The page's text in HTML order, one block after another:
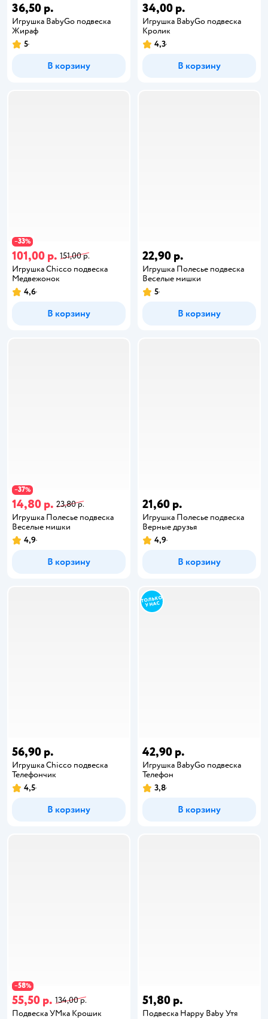
36,50 р.
Игрушка BabyGo подвеска
Жираф
5
В корзину
34,00 р.
Игрушка BabyGo подвеска
Кролик
4,3
В корзину
−33%
101,00 р. 151,00 р.
Игрушка Chicco подвеска
Медвежонок
4,6
В корзину
22,90 р.
Игрушка Полесье подвеска
Веселые мишки
5
В корзину
−37%
14,80 р. 23,80 р.
Игрушка Полесье подвеска
Веселые мишки
4,9
В корзину
21,60 р.
Игрушка Полесье подвеска
Верные друзья
4,9
В корзину
56,90 р.
Игрушка Chicco подвеска
Телефончик
4,5
В корзину
42,90 р.
Игрушка BabyGo подвеска
Телефон
3,8
В корзину
−58%
55,50 р. 134,00 р.
Подвеска УМка Крошик
51,80 р.
Подвеска Happy Baby Утя